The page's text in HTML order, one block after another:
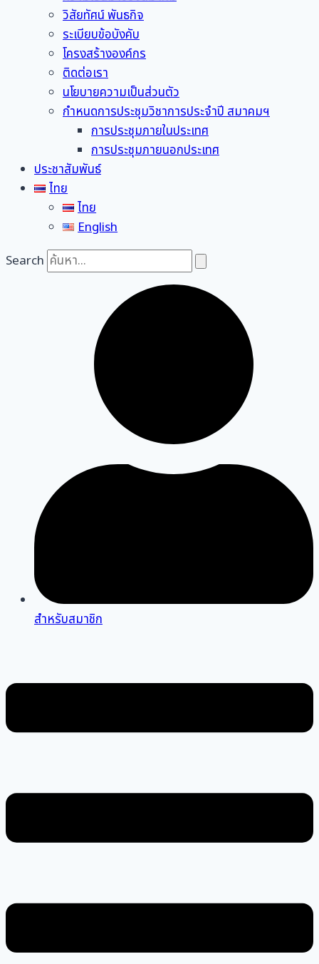
วิสัยทัศน์ พันธกิจ
ระเบียบข้อบังคับ
โครงสร้างองค์กร
ติดต่อเรา
นโยบายความเป็นส่วนตัว
กำหนดการประชุมวิชาการประจำปี สมาคมฯ
การประชุมภายในประเทศ
การประชุมภายนอกประเทศ
ประชาสัมพันธ์
ไทย
ไทย
English
Search
สำหรับสมาชิก